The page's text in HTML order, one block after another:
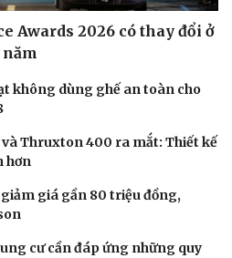
Awards 2026 có thay đổi ở
năm
không dùng ghế an toàn cho
Thruxton 400 ra mắt: Thiết kế
hơn
giá gần 80 triệu đồng,
cư cần đáp ứng những quy